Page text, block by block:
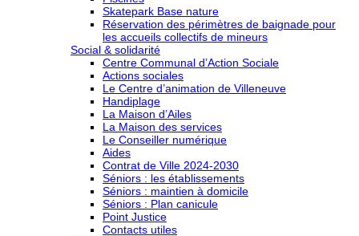
Skatepark Base nature
Réservation des périmètres de baignade pour
les accueils collectifs de mineurs
Social & solidarité
Centre Communal d’Action Sociale
Actions sociales
Le Centre d’animation de Villeneuve
Handiplage
La Maison d’Ailes
La Maison des services
Le Conseiller numérique
Aides
Contrat de Ville 2024-2030
Séniors : les établissements
Séniors : maintien à domicile
Séniors : Plan canicule
Point Justice
Contacts utiles